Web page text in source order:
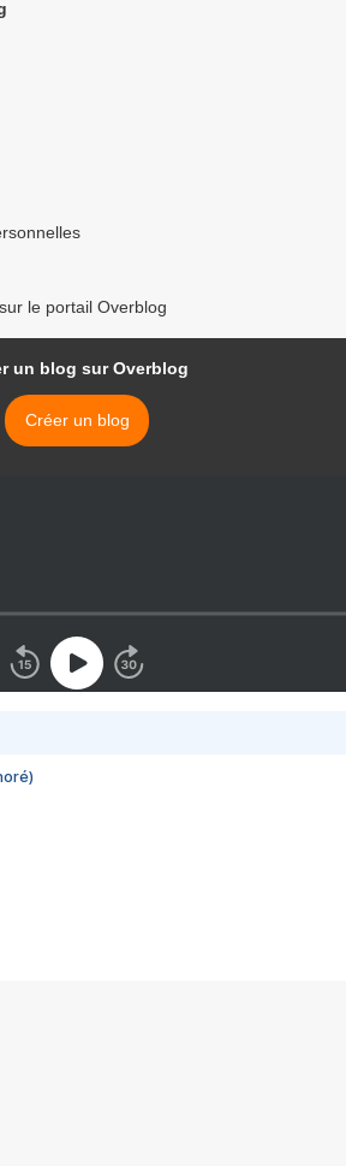
le portail Overblog
un blog sur Overblog
Créer un blog